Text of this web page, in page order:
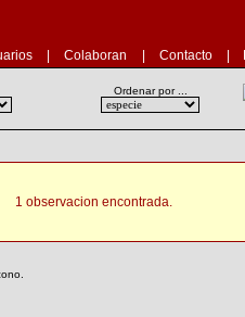
Colaboran Contacto
Ordenar por ...
1 observacion encontrada.